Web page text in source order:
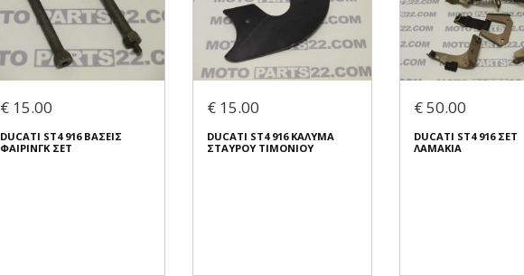
€ 15.00
DUCATI ST4 916 ΒΑΣΕΙΣ
ΦΑΙΡΙΝΓΚ ΣΕΤ
€ 15.00
DUCATI ST4 916 ΚΑΛΥΜΑ
ΣΤΑΥΡΟΥ ΤΙΜΟΝΙΟΥ
€ 50.00
DUCATI ST4 916 ΣΕΤ
ΛΑΜΑΚΙΑ